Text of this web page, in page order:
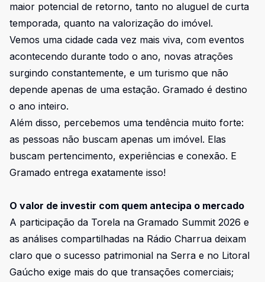
maior potencial de retorno, tanto no aluguel de curta
temporada, quanto na valorização do imóvel.
Vemos uma cidade cada vez mais viva, com eventos
acontecendo durante todo o ano, novas atrações
surgindo constantemente, e um turismo que não
depende apenas de uma estação. Gramado é destino
o ano inteiro.
Além disso, percebemos uma tendência muito forte:
as pessoas não buscam apenas um imóvel. Elas
buscam pertencimento, experiências e conexão. E
Gramado entrega exatamente isso!
O valor de investir com quem antecipa o mercado
A participação da Torela na Gramado Summit 2026 e
as análises compartilhadas na Rádio Charrua deixam
claro que o sucesso patrimonial na Serra e no Litoral
Gaúcho exige mais do que transações comerciais;